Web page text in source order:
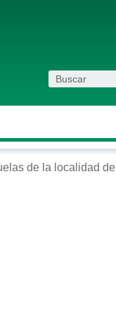
de la localidad de